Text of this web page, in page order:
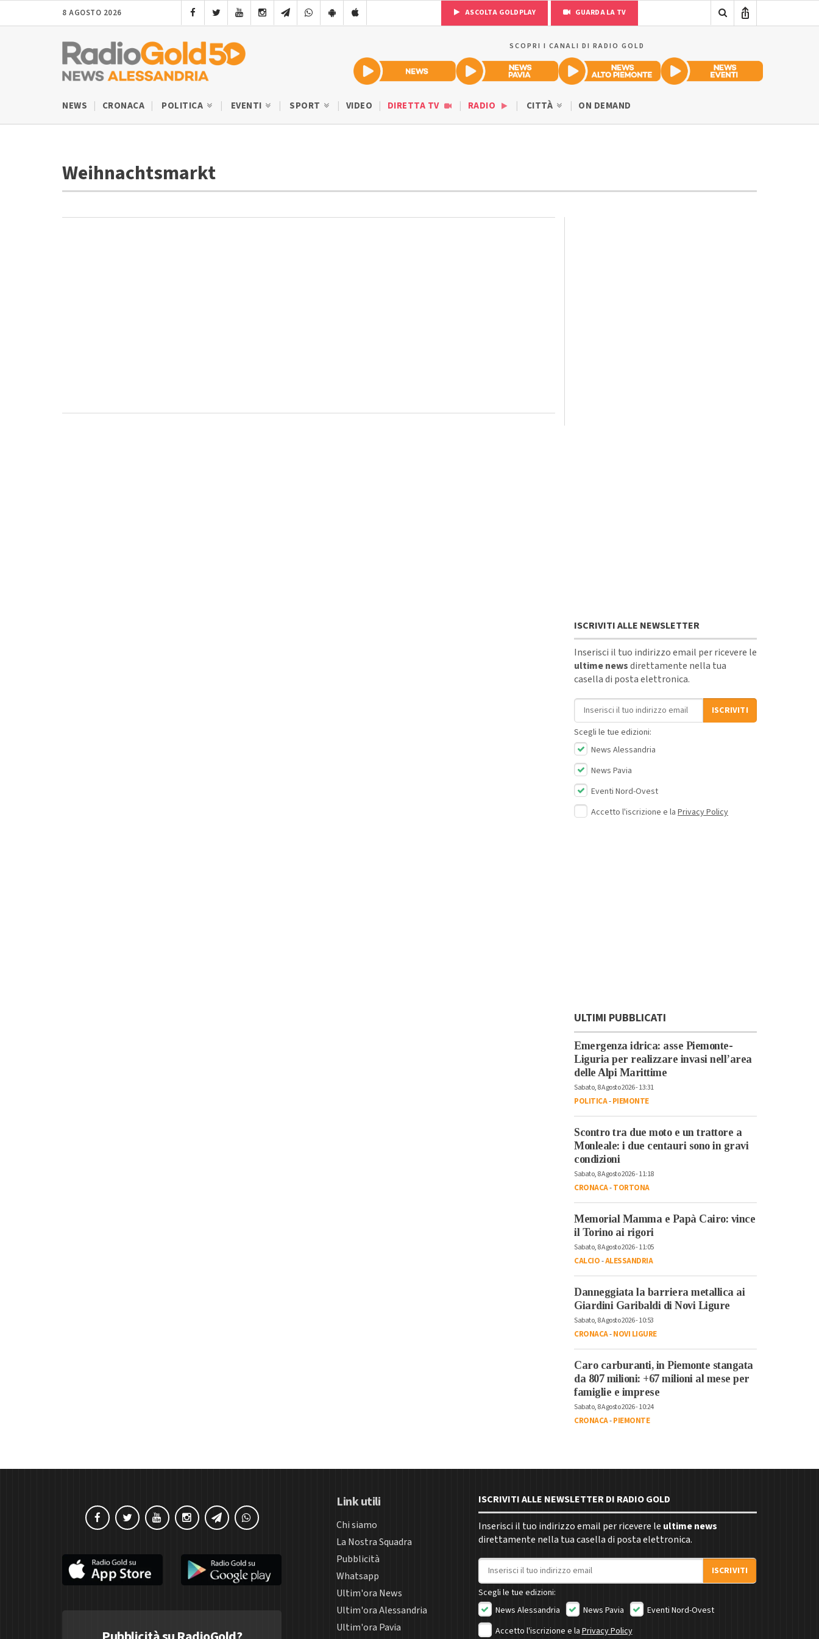
8 AGOSTO 2026 ASCOLTA GOLDPLAY GUARDA LA TV
SCOPRI I CANALI DI RADIO GOLD
NEWS CRONACA POLITICA EVENTI SPORT VIDEO DIRETTA TV RADIO CITTÀ ON DEMAND
Weihnachtsmarkt
ISCRIVITI ALLE NEWSLETTER
Inserisci il tuo indirizzo email per ricevere le
ultime newsdirettamente nella tua
casella di posta elettronica.
Indirizzo email
ISCRIVITI
Scegli le tue edizioni:
News Alessandria
News Pavia
Eventi Nord-Ovest
Accetto l'iscrizione e la Privacy Policy
ULTIMI PUBBLICATI
Emergenza idrica: asse Piemonte-
Liguria per realizzare invasi nell’area
delle Alpi Marittime
Sabato, 8 Agosto 2026 - 13:31
POLITICA-PIEMONTE
Scontro tra due moto e un trattore a
Monleale: i due centauri sono in gravi
condizioni
Sabato, 8 Agosto 2026 - 11:18
CRONACA-TORTONA
Memorial Mamma e Papà Cairo: vince
il Torino ai rigori
Sabato, 8 Agosto 2026 - 11:05
CALCIO-ALESSANDRIA
Danneggiata la barriera metallica ai
Giardini Garibaldi di Novi Ligure
Sabato, 8 Agosto 2026 - 10:53
CRONACA-NOVI LIGURE
Caro carburanti, in Piemonte stangata
da 807 milioni: +67 milioni al mese per
famiglie e imprese
Sabato, 8 Agosto 2026 - 10:24
CRONACA-PIEMONTE
Link utili
Chi siamo
La Nostra Squadra
Pubblicità
Whatsapp
Ultim'ora News
Ultim'ora Alessandria
Ultim'ora Pavia
ISCRIVITI ALLE NEWSLETTER DI RADIO GOLD
Inserisci il tuo indirizzo email per ricevere le ultime news
direttamente nella tua casella di posta elettronica.
Indirizzo email
ISCRIVITI
Scegli le tue edizioni:
News Alessandria
News Pavia
Eventi Nord-Ovest
Accetto l'iscrizione e la Privacy Policy